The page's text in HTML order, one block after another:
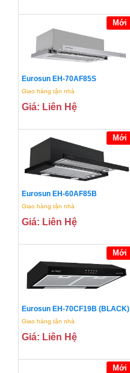
Mới
Eurosun EH-70AF85S
Giao hàng tận nhà
Giá: Liên Hệ
Mới
Eurosun EH-60AF85B
Giao hàng tận nhà
Giá: Liên Hệ
Mới
Eurosun EH-70CF19B (BLACK)
Giao hàng tận nhà
Giá: Liên Hệ
Mới